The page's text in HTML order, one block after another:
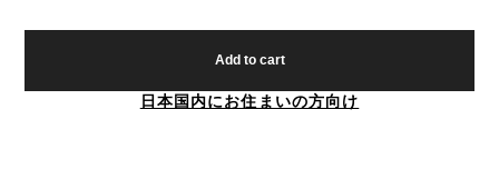
Add to cart
日本国内にお住まいの方向け